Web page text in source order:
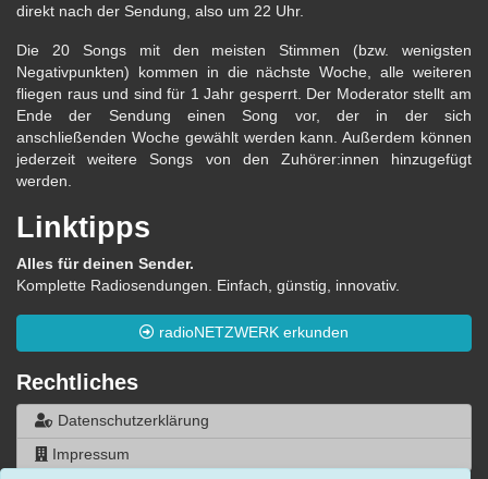
direkt nach der Sendung, also um 22 Uhr.
Die 20 Songs mit den meisten Stimmen (bzw. wenigsten
Negativpunkten) kommen in die nächste Woche, alle weiteren
fliegen raus und sind für 1 Jahr gesperrt. Der Moderator stellt am
Ende der Sendung einen Song vor, der in der sich
anschließenden Woche gewählt werden kann. Außerdem können
jederzeit weitere Songs von den Zuhörer:innen hinzugefügt
werden.
Linktipps
Alles für deinen Sender.
Komplette Radiosendungen. Einfach, günstig, innovativ.
radioNETZWERK erkunden
Rechtliches
Datenschutzerklärung
Impressum